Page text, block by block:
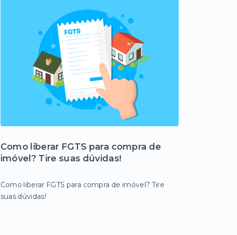
Como liberar FGTS para compra de
imóvel? Tire suas dúvidas!
Como liberar FGTS para compra de imóvel? Tire
suas dúvidas!